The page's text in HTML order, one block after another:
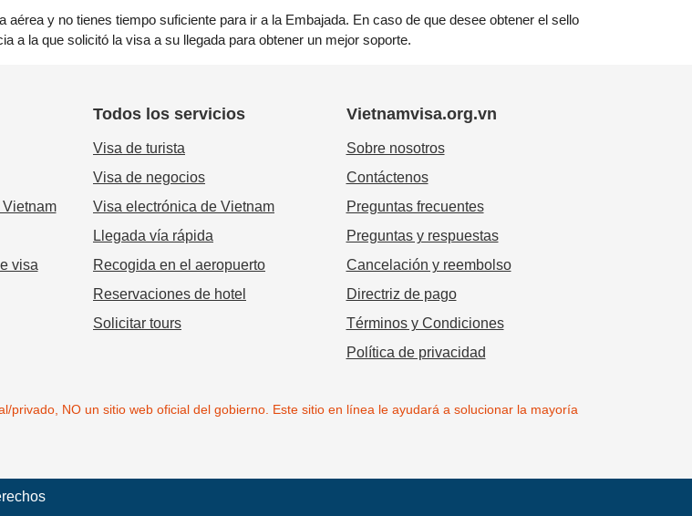
y no tienes tiempo suficiente para ir a la Embajada. En caso de que desee obtener el sello
a la que solicitó la visa a su llegada para obtener un mejor soporte.
visa
Todos los servicios
Visa de turista
Visa de negocios
Visa electrónica de Vietnam
Llegada vía rápida
Recogida en el aeropuerto
Reservaciones de hotel
Solicitar tours
Vietnamvisa.org.vn
Sobre nosotros
Contáctenos
Preguntas frecuentes
Preguntas y respuestas
Cancelación y reembolso
Directriz de pago
Términos y Condiciones
Política de privacidad
NO un sitio web oficial del gobierno. Este sitio en línea le ayudará a solucionar la mayoría